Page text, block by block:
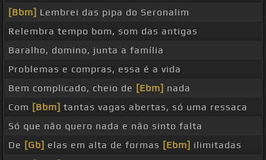
[Bbm] Lembrei das pipa do Seronalim
Relembra tempo bom, som das antigas
Baralho, domino, junta a família
Problemas e compras, essa é a vida
Bem complicado, cheio de [Ebm] nada
Com [Bbm] tantas vagas abertas, só uma ressaca
Só que não quero nada e não sinto falta
De [Gb] elas em alta de formas [Ebm] ilimitadas